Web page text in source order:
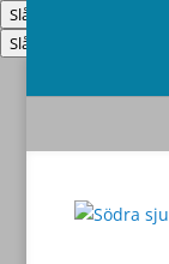
Slå på/av hög kontrast
Slå på/av textstorlek